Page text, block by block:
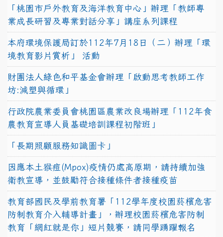
「桃園市戶外教育及海洋教育中心」辦理「教師專
業成長研習及專業對話分享」講座系列課程
本府環境保護局訂於112年7月18日（二）辦理「環
境教育影片賞析」 活動
財團法人綠色和平基金會辦理「啟動思考教師工作
坊:減塑與循環」
行政院農業委員會桃園區農業改良場辦理「112年食
農教育宣導人員基礎培訓課程初階班」
「長期照顧服務知識圖卡」
因應本土猴痘(Mpox)疫情仍處高原期，請持續加強
衛教宣導，並鼓勵符合接種條件者接種疫苗
教育部國民及學前教育署「112學年度校園菸檳危害
防制教育介入輔導計畫」，辦理校園菸檳危害防制
教育「網紅就是你」短片競賽，請同學踴躍報名